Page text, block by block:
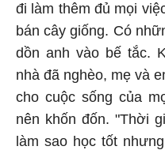
đi làm thêm đủ mọi
bán cây giống. Có
dồn anh vào bế tắc.
nhà đã nghèo, mẹ và
cho cuộc sống của
nên khốn đốn. "Thời
làm sao học tốt